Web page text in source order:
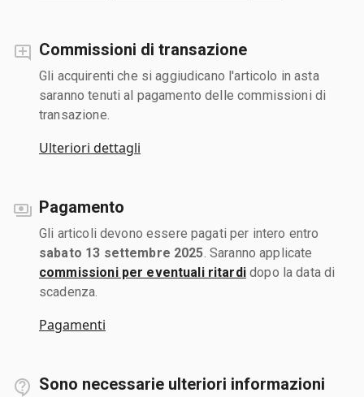
Commissioni di transazione
Gli acquirenti che si aggiudicano l'articolo in asta
saranno tenuti al pagamento delle commissioni di
transazione.
Ulteriori dettagli
Pagamento
Gli articoli devono essere pagati per intero entro
sabato 13 settembre 2025 . Saranno applicate
commissioni per eventuali ritardidopo la data di
scadenza.
Pagamenti
Sono necessarie ulteriori informazioni